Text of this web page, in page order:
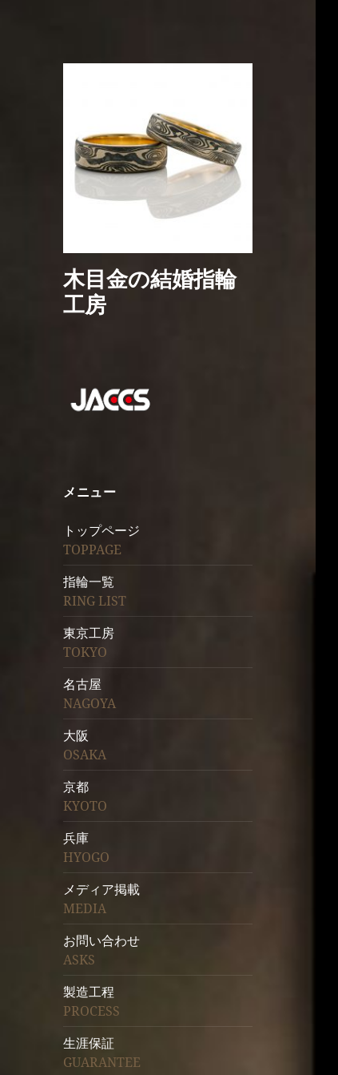
木目金の結婚指輪
工房
メニュー
トップページ
TOPPAGE
指輪一覧
RING LIST
東京工房
TOKYO
名古屋
NAGOYA
大阪
OSAKA
京都
KYOTO
兵庫
HYOGO
メディア掲載
MEDIA
お問い合わせ
ASKS
製造工程
PROCESS
生涯保証
GUARANTEE